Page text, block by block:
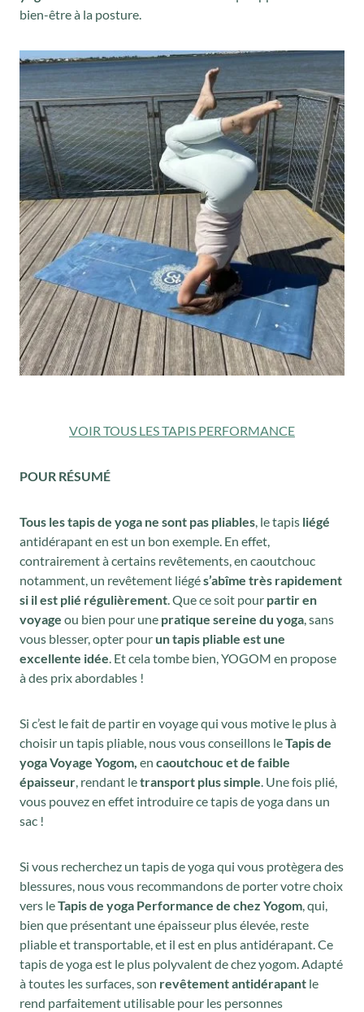
bien-être à la posture.
VOIR TOUS LES TAPIS PERFORMANCE
POUR RÉSUMÉ
Tous les tapis de yoga ne sont pas pliables, le tapis liégé
antidérapant en est un bon exemple. En effet,
contrairement à certains revêtements, en caoutchouc
notamment, un revêtement liégés’abîme très rapidement
si il est plié régulièrement. Que ce soit pour partir en
voyage ou bien pour une pratique sereine du yoga, sans
vous blesser, opter pour un tapis pliable est une
excellente idée. Et cela tombe bien, YOGOM en propose
à des prix abordables !
Si c’est le fait de partir en voyage qui vous motive le plus à
choisir un tapis pliable, nous vous conseillons leTapis de
yoga Voyage Yogom, en caoutchouc et de faible
épaisseur, rendant letransport plus simple. Une fois plié,
vous pouvez en effet introduire ce tapis de yoga dans un
sac !
Si vous recherchez un tapis de yoga qui vous protègera des
blessures, nous vous recommandons de porter votre choix
vers leTapis de yoga Performance de chez Yogom, qui,
bien que présentant une épaisseur plus élevée, reste
pliable et transportable, et il est en plus antidérapant. Ce
tapis de yoga est le plus polyvalent de chez yogom. Adapté
à toutes les surfaces, son revêtement antidérapant le
rend parfaitement utilisable pour les personnes